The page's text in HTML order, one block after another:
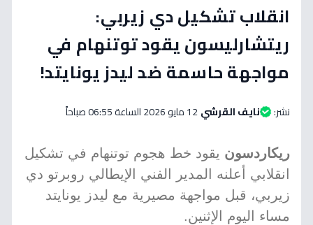
انقلاب تشكيل دي زيربي:
ريتشارليسون يقود توتنهام في
مواجهة حاسمة ضد ليدز يونايتد!
نشر: نايف القرشي12 مايو 2026 الساعة 06:55 صباحاً
ريكاردسون يقود خط هجوم توتنهام في تشكيل
انقلابي أعلنه المدير الفني الإيطالي روبرتو دي
زيربي، قبل مواجهة مصيرية مع ليدز يونايتد
مساء اليوم الإثنين.